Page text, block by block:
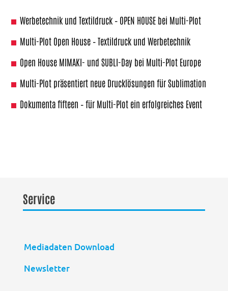
Werbetechnik und Textildruck – OPEN HOUSE bei Multi-Plot
Multi-Plot Open House – Textildruck und Werbetechnik
Open House MIMAKI- und SUBLI-Day bei Multi-Plot Europe
Multi-Plot präsentiert neue Drucklösungen für Sublimation
Dokumenta fifteen – für Multi-Plot ein erfolgreiches Event
Service
Mediadaten Download
Newsletter